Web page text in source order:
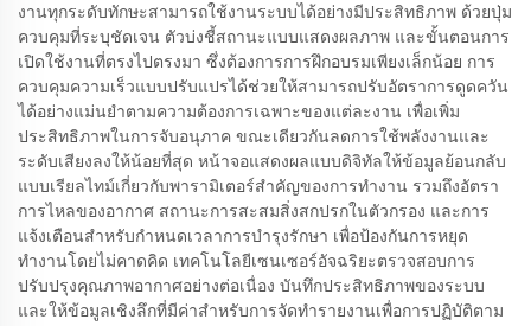
งานทุกระดับทักษะสามารถใช้งานระบบได้อย่างมีประสิทธิภาพ ด้วยปุ่ม
ควบคุมที่ระบุชัดเจน ตัวบ่งชี้สถานะแบบแสดงผลภาพ และขั้นตอนการ
เปิดใช้งานที่ตรงไปตรงมา ซึ่งต้องการการฝึกอบรมเพียงเล็กน้อย การ
ควบคุมความเร็วแบบปรับแปรได้ช่วยให้สามารถปรับอัตราการดูดควัน
ได้อย่างแม่นยำตามความต้องการเฉพาะของแต่ละงาน เพื่อเพิ่ม
ประสิทธิภาพในการจับอนุภาค ขณะเดียวกันลดการใช้พลังงานและ
ระดับเสียงลงให้น้อยที่สุด หน้าจอแสดงผลแบบดิจิทัลให้ข้อมูลย้อนกลับ
แบบเรียลไทม์เกี่ยวกับพารามิเตอร์สำคัญของการทำงาน รวมถึงอัตรา
การไหลของอากาศ สถานะการสะสมสิ่งสกปรกในตัวกรอง และการ
แจ้งเตือนสำหรับกำหนดเวลาการบำรุงรักษา เพื่อป้องกันการหยุด
ทำงานโดยไม่คาดคิด เทคโนโลยีเซนเซอร์อัจฉริยะตรวจสอบการ
ปรับปรุงคุณภาพอากาศอย่างต่อเนื่อง บันทึกประสิทธิภาพของระบบ
และให้ข้อมูลเชิงลึกที่มีค่าสำหรับการจัดทำรายงานเพื่อการปฏิบัติตาม